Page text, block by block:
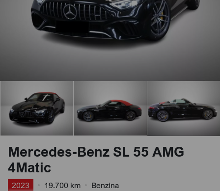
Mercedes-Benz SL 55 AMG
4Matic
2023 19.700 km
Benzina